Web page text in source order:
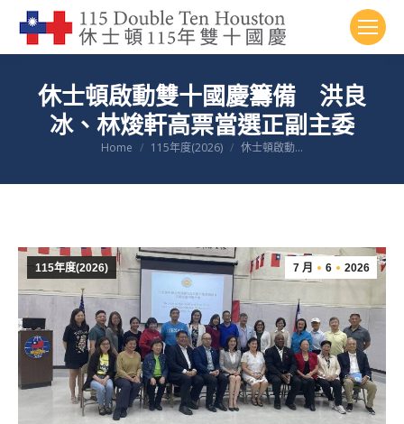
休士頓啟動雙十國慶籌備 洪良
冰、林焌軒高票當選正副主委
You are here:
Home 115年度(2026) 休士頓啟動...
7 月 6 2026
115年度(2026)